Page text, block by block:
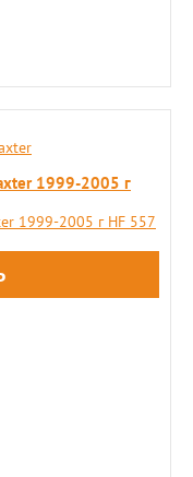
1999-2005 г
1999-2005 г HF 557